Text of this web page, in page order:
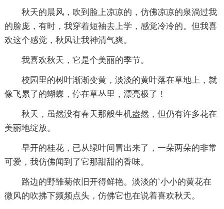
秋天的晨风，吹到脸上凉凉的，仿佛凉凉的泉淌过我
的脸庞，有时，我穿着短袖去上学，感觉冷冷的。但我喜
欢这个感觉，秋风让我神清气爽。
我喜欢秋天，它是个美丽的季节。
校园里的树叶渐渐变黄，淡淡的黄叶落在草地上，就
像飞累了的蝴蝶，停在草丛里，漂亮极了！
秋天，虽然没有春天那般生机盎然，但仍有许多花在
美丽地绽放。
早开的桂花，已从绿叶间冒出来了，一朵两朵的非常
可爱，我仿佛闻到了它那甜甜的香味。
路边的野雏菊依旧开得鲜艳。淡淡的`小小的黄花在
微风的吹拂下频频点头，仿佛它也在说着喜欢秋天。